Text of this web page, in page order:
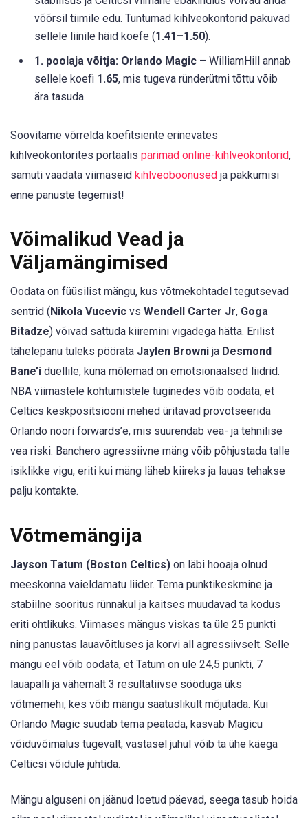
võõrsil tiimile edu. Tuntumad kihlveokontorid pakuvad
sellele liinile häid koefe (1.41–1.50).
1. poolaja võitja: Orlando Magic – WilliamHill annab
sellele koefi 1.65, mis tugeva ründerütmi tõttu võib
ära tasuda.
Soovitame võrrelda koefitsiente erinevates
kihlveokontorites portaalis parimad online-kihlveokontorid,
samuti vaadata viimaseid kihlveoboonused ja pakkumisi
enne panuste tegemist!
Võimalikud Vead ja
Väljamängimised
Oodata on füüsilist mängu, kus võtmekohtadel tegutsevad
sentrid ( Nikola Vucevic vs Wendell Carter Jr, Goga
Bitadze) võivad sattuda kiiremini vigadega hätta. Erilist
tähelepanu tuleks pöörata Jaylen Browni ja Desmond
Bane’i duellile, kuna mõlemad on emotsionaalsed liidrid.
NBA viimastele kohtumistele tuginedes võib oodata, et
Celtics keskpositsiooni mehed üritavad provotseerida
Orlando noori forwards’e, mis suurendab vea- ja tehnilise
vea riski. Banchero agressiivne mäng võib põhjustada talle
isiklikke vigu, eriti kui mäng läheb kiireks ja lauas tehakse
palju kontakte.
Võtmemängija
Jayson Tatum (Boston Celtics) on läbi hooaja olnud
meeskonna vaieldamatu liider. Tema punktikeskmine ja
stabiilne sooritus rünnakul ja kaitses muudavad ta kodus
eriti ohtlikuks. Viimases mängus viskas ta üle 25 punkti
ning panustas lauavõitluses ja korvi all agressiivselt. Selle
mängu eel võib oodata, et Tatum on üle 24,5 punkti, 7
lauapalli ja vähemalt 3 resultatiivse sööduga üks
võtmemehi, kes võib mängu saatuslikult mõjutada. Kui
Orlando Magic suudab tema peatada, kasvab Magicu
võiduvõimalus tugevalt; vastasel juhul võib ta ühe käega
Celticsi võidule juhtida.
Mängu alguseni on jäänud loetud päevad, seega tasub hoida